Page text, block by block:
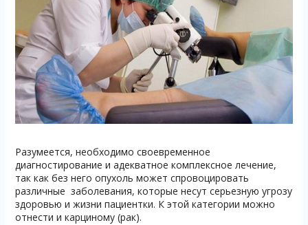
Разумеется, необходимо своевременное
диагностирование и адекватное комплексное лечение,
так как без него опухоль может спровоцировать
различные заболевания, которые несут серьезную угрозу
здоровью и жизни пациентки. К этой категории можно
отнести и карциному (рак).